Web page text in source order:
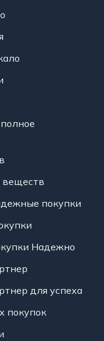
веществ
покупки
Надежно
для успеха
покупок